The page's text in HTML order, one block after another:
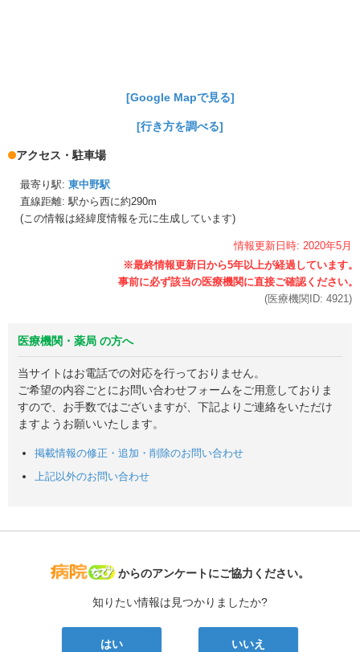
[Google Mapで見る]
[行き方を調べる]
アクセス・駐車場
最寄り駅: 東中野駅
直線距離: 駅から西に約290m
(この情報は経緯度情報を元に生成しています)
情報更新日時: 2020年5月
(医療機関ID: 4921)
医療機関・薬局 の方へ
当サイトはお電話での対応を行っておりません。
ご希望の内容ごとにお問い合わせフォームをご用意しておりま
すので、お手数ではございますが、下記よりご連絡をいただけ
ますようお願いいたします。
掲載情報の修正・追加・削除のお問い合わせ
上記以外のお問い合わせ
病院なび
からのアンケートにご協力ください。
知りたい情報は見つかりましたか?
はい いいえ